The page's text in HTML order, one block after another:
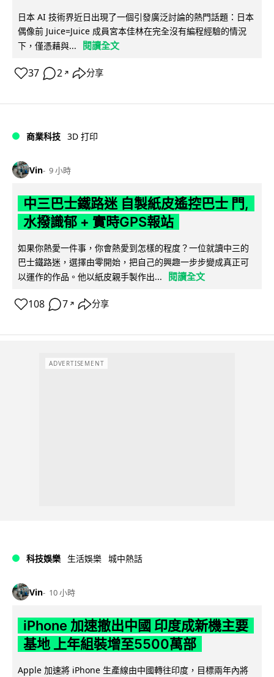
日本 AI 技術界近日出現了一個引發廣泛討論的熱門話題：日本
偶像前 Juice=Juice 成員宮本佳林在完全沒有編程經驗的情況
下，僅憑藉與...
閱讀全文
37 2 ↗ 分享
商業科技 3D 打印
Vin 9 小時
中三巴士鐵路迷 自製紙皮遙控巴士 門,
水撥識郁 + 實時GPS報站
如果你熱愛一件事，你會熱愛到怎樣的程度？一位就讀中三的
巴士鐵路迷，選擇由零開始，把自己的興趣一步步變成真正可
以運作的作品。他以紙皮親手製作出...
閱讀全文
108 7 ↗ 分享
ADVERTISEMENT
科技娛樂 生活娛樂 城中熱話
Vin 10 小時
iPhone 加速撤出中國 印度成新機主要
基地 上年組裝增至5500萬部
Apple 加速將 iPhone 生產線由中國轉往印度，目標兩年內將